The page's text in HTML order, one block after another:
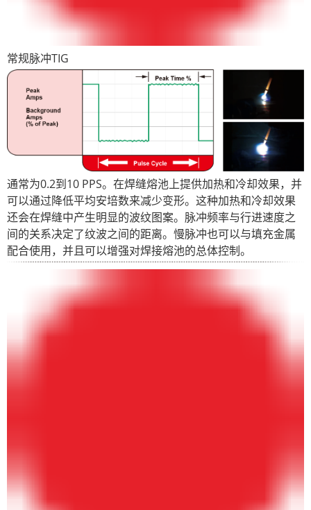
常规脉冲TIG
通常为0.2到10 PPS。在焊缝熔池上提供加热和冷却效果，并
可以通过降低平均安培数来减少变形。这种加热和冷却效果
还会在焊缝中产生明显的波纹图案。脉冲频率与行进速度之
间的关系决定了纹波之间的距离。慢脉冲也可以与填充金属
配合使用，并且可以增强对焊接熔池的总体控制。